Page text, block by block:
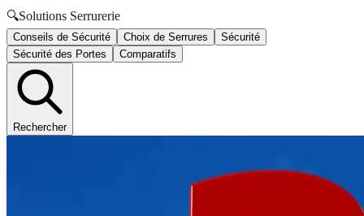
🔍Solutions Serrurerie
Conseils de Sécurité Choix de Serrures
Sécurité
Sécurité des Portes
Comparatifs
Rechercher